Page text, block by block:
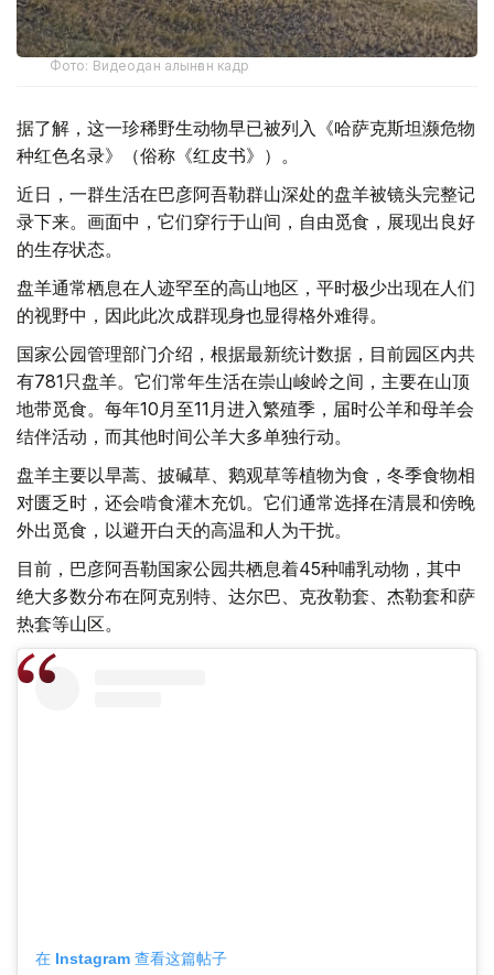
Фото: Видеодан алынған кадр
据了解，这一珍稀野生动物早已被列入《哈萨克斯坦濒危物
种红色名录》（俗称《红皮书》）。
近日，一群生活在巴彦阿吾勒群山深处的盘羊被镜头完整记
录下来。画面中，它们穿行于山间，自由觅食，展现出良好
的生存状态。
盘羊通常栖息在人迹罕至的高山地区，平时极少出现在人们
的视野中，因此此次成群现身也显得格外难得。
国家公园管理部门介绍，根据最新统计数据，目前园区内共
有781只盘羊。它们常年生活在崇山峻岭之间，主要在山顶
地带觅食。每年10月至11月进入繁殖季，届时公羊和母羊会
结伴活动，而其他时间公羊大多单独行动。
盘羊主要以旱蒿、披碱草、鹅观草等植物为食，冬季食物相
对匮乏时，还会啃食灌木充饥。它们通常选择在清晨和傍晚
外出觅食，以避开白天的高温和人为干扰。
目前，巴彦阿吾勒国家公园共栖息着45种哺乳动物，其中
绝大多数分布在阿克别特、达尔巴、克孜勒套、杰勒套和萨
热套等山区。
在 Instagram 查看这篇帖子